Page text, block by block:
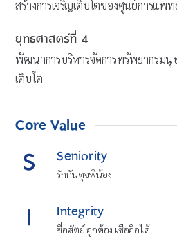
สร้างการเจริญเติบโตของศูนย์การแพ
ยุทธศาสตร์ที่ 4
พัฒนาการบริหารจัดการทรัพยากรม
เติบโต
Core Value
Seniority
รักกันดุจพี่น้อง
Integrity
ซื่อสัตย์ ถูกต้อง เชื่อถือได้